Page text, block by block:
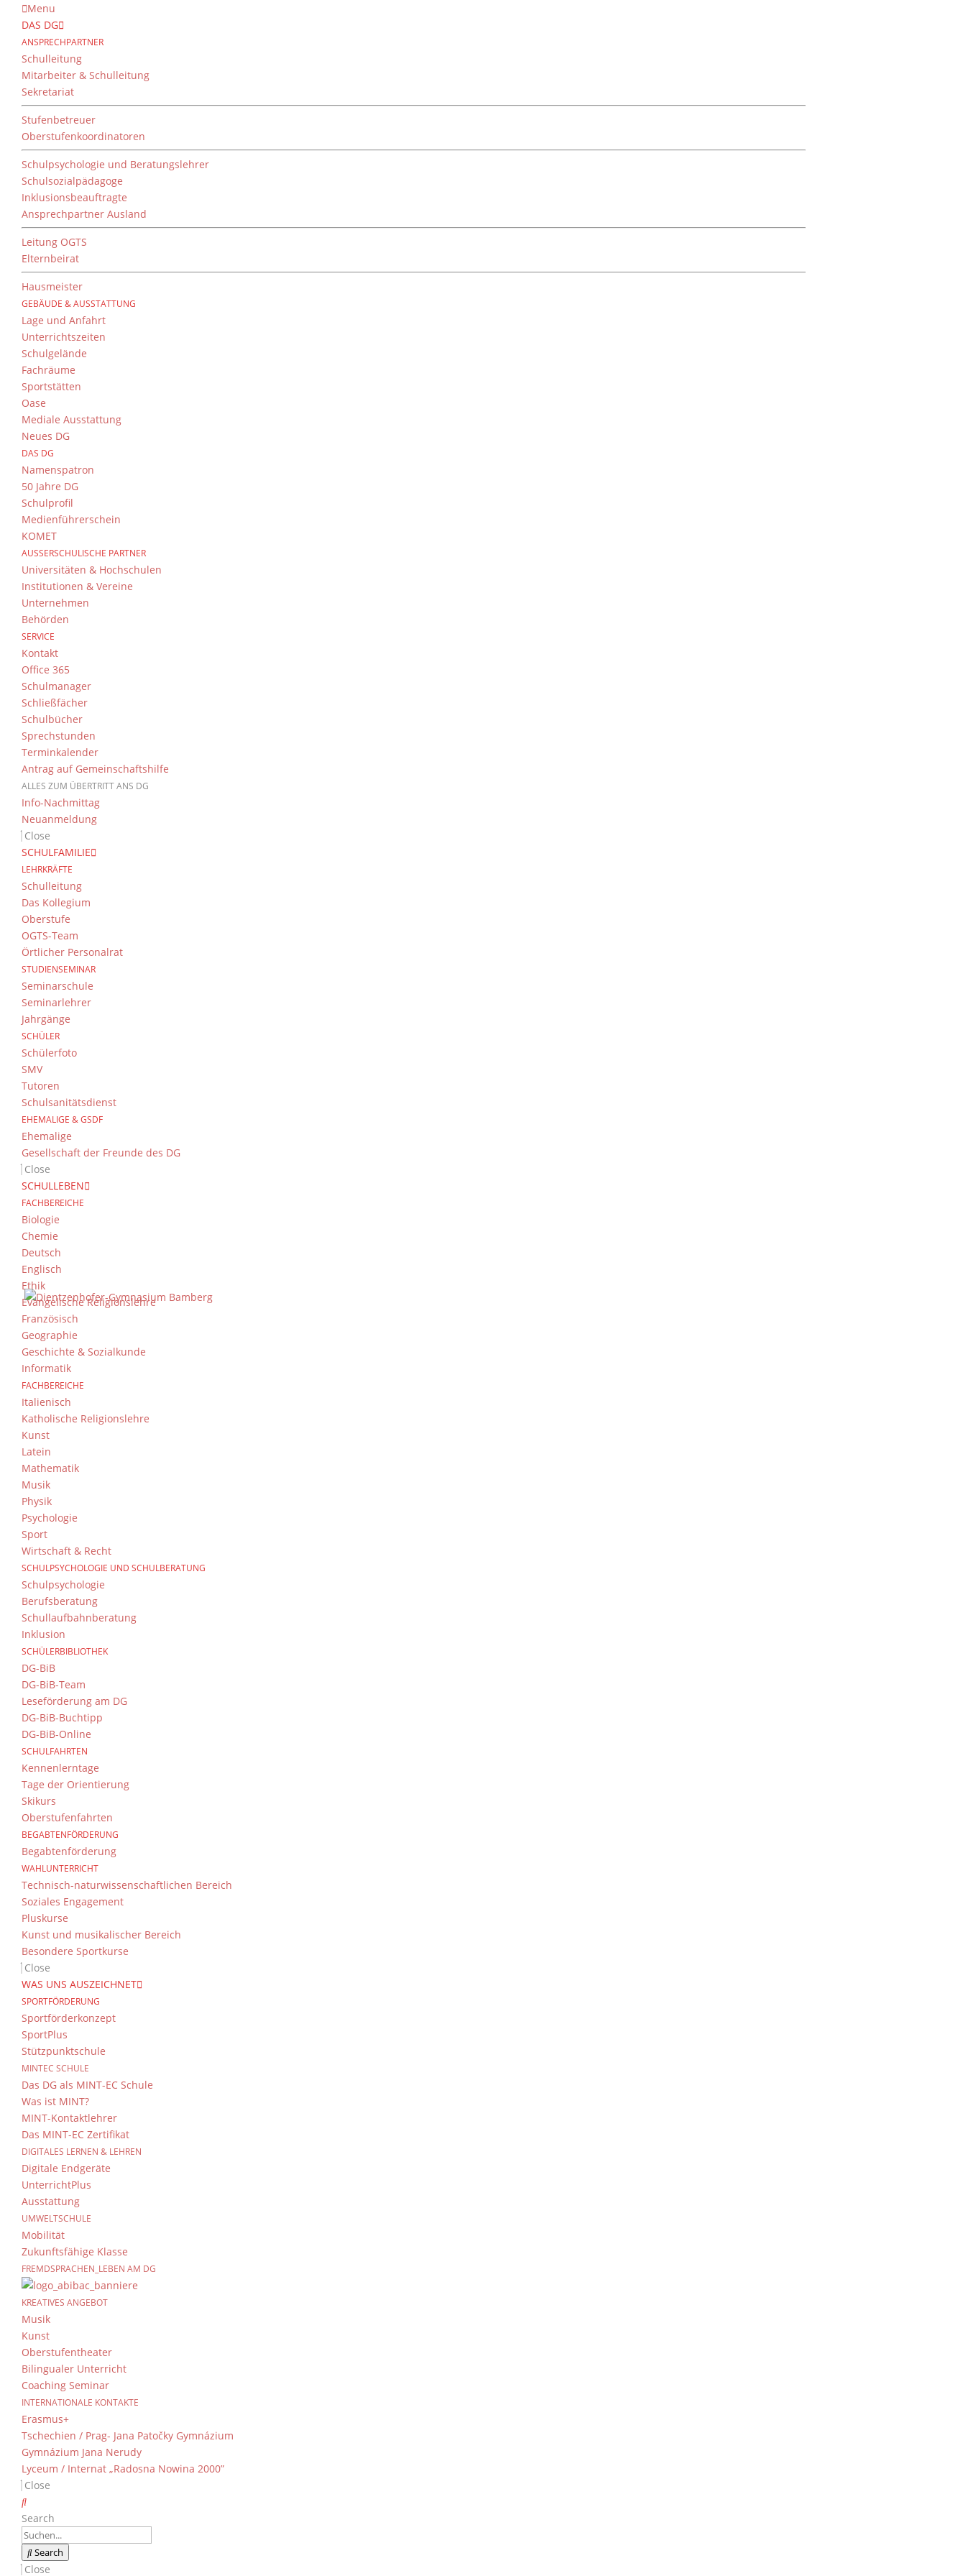
Menu
DAS DG
ANSPRECHPARTNER
Schulleitung
Mitarbeiter & Schulleitung
Sekretariat
Stufenbetreuer
Oberstufenkoordinatoren
Schulpsychologie und Beratungslehrer
Schulsozialpädagoge
Inklusionsbeauftragte
Ansprechpartner Ausland
Leitung OGTS
Elternbeirat
Hausmeister
GEBÄUDE & AUSSTATTUNG
Lage und Anfahrt
Unterrichtszeiten
Schulgelände
Fachräume
Sportstätten
Oase
Mediale Ausstattung
Neues DG
DAS DG
Namenspatron
50 Jahre DG
Schulprofil
Medienführerschein
KOMET
AUSSERSCHULISCHE PARTNER
Universitäten & Hochschulen
Institutionen & Vereine
Unternehmen
Behörden
SERVICE
Kontakt
Office 365
Schulmanager
Schließfächer
Schulbücher
Sprechstunden
Terminkalender
Antrag auf Gemeinschaftshilfe
ALLES ZUM ÜBERTRITT ANS DG
Info-Nachmittag
Neuanmeldung
Close
SCHULFAMILIE
LEHRKRÄFTE
Schulleitung
Das Kollegium
Oberstufe
OGTS-Team
Örtlicher Personalrat
STUDIENSEMINAR
Seminarschule
Seminarlehrer
Jahrgänge
SCHÜLER
Schülerfoto
SMV
Tutoren
Schulsanitätsdienst
EHEMALIGE & GSDF
Ehemalige
Gesellschaft der Freunde des DG
Close
SCHULLEBEN
FACHBEREICHE
Biologie
Chemie
Deutsch
Englisch
Ethik
Evangelische Religionslehre
Französisch
Geographie
Geschichte & Sozialkunde
Informatik
FACHBEREICHE
Italienisch
Katholische Religionslehre
Kunst
Latein
Mathematik
Musik
Physik
Psychologie
Sport
Wirtschaft & Recht
SCHULPSYCHOLOGIE UND SCHULBERATUNG
Schulpsychologie
Berufsberatung
Schullaufbahnberatung
Inklusion
SCHÜLERBIBLIOTHEK
DG-BiB
DG-BiB-Team
Leseförderung am DG
DG-BiB-Buchtipp
DG-BiB-Online
SCHULFAHRTEN
Kennenlerntage
Tage der Orientierung
Skikurs
Oberstufenfahrten
BEGABTENFÖRDERUNG
Begabtenförderung
WAHLUNTERRICHT
Technisch-naturwissenschaftlichen Bereich
Soziales Engagement
Pluskurse
Kunst und musikalischer Bereich
Besondere Sportkurse
Close
WAS UNS AUSZEICHNET
SPORTFÖRDERUNG
Sportförderkonzept
SportPlus
Stützpunktschule
MINTEC SCHULE
Das DG als MINT-EC Schule
Was ist MINT?
MINT-Kontaktlehrer
Das MINT-EC Zertifikat
DIGITALES LERNEN & LEHREN
Digitale Endgeräte
UnterrichtPlus
Ausstattung
UMWELTSCHULE
Mobilität
Zukunftsfähige Klasse
FREMDSPRACHEN_LEBEN AM DG
KREATIVES ANGEBOT
Musik
Kunst
Oberstufentheater
Bilingualer Unterricht
Coaching Seminar
INTERNATIONALE KONTAKTE
Erasmus+
Tschechien / Prag- Jana Patočky Gymnázium
Gymnázium Jana Nerudy
Lyceum / Internat „Radosna Nowina 2000”
Close
Search
Search
Close
Tage der Orientierung 2023
von
Vom 27.11. – 29.11.2023 besuchte unsere Klasse 9b gemeinsam mit der Klasse 9f die Jugendherberge Burg Feuerstein
bei Ebermannstadt, für die alljährlichen Orientierungstage.
Direkt nach der Ankunft auf Burg Feuerstein, um etwa 12 Uhr, ging es für beide Klassen zum Mittagessen.
uns miteinander vertraut zu machen. Um 15 Uhr durften wir dann endlich unsere Zimmer beziehen. Nach einer
kurzen Pause ging es mit dem Programm los. Unsere Klasse (9b) beschäftigte sich über die Tage mit dem Thema
„Klassencheck“, während die 9f sich mit den Themen „Liebe, Freundschaft und Beziehungen“ auseinandersetzte. Bis